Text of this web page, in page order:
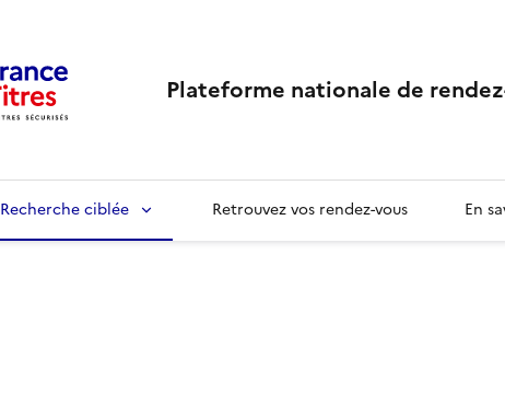
Plateforme nationale de
Recherche ciblée Retrouvez vos rendez-vous En